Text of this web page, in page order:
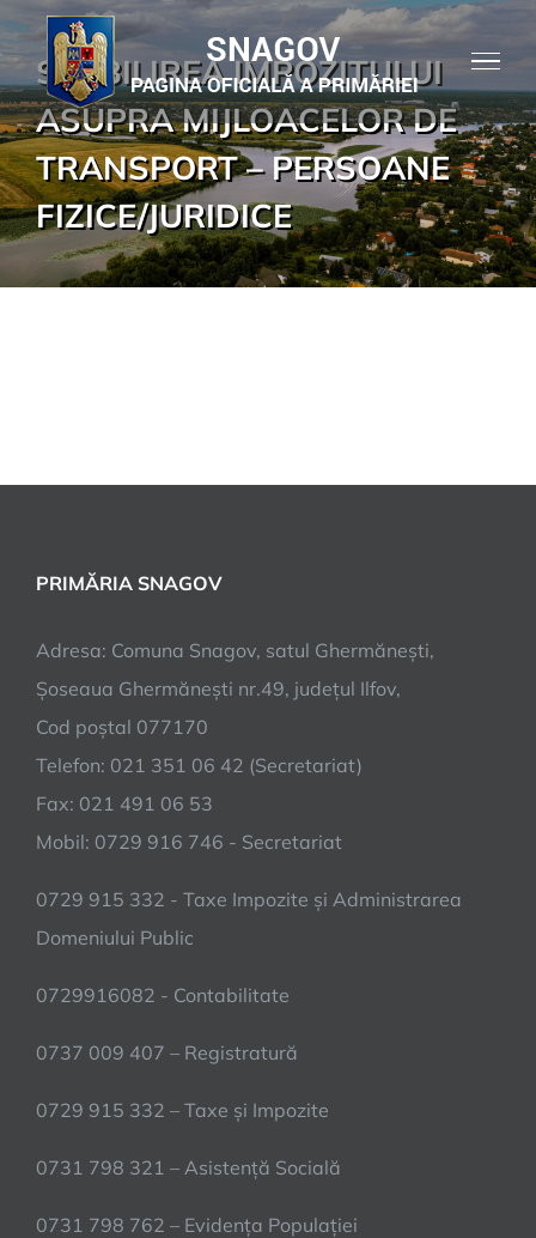
Skip
to
content
STABILIREA IMPOZITULUI
ASUPRA MIJLOACELOR DE
TRANSPORT – PERSOANE
FIZICE/JURIDICE
PRIMĂRIA SNAGOV
Adresa: Comuna Snagov, satul Ghermănești,
Șoseaua Ghermănești nr.49, județul Ilfov,
Cod poștal 077170
Telefon: 021 351 06 42 (Secretariat)
Fax: 021 491 06 53
Mobil: 0729 916 746 - Secretariat
0729 915 332 - Taxe Impozite și Administrarea
Domeniului Public
0729916082 - Contabilitate
0737 009 407 – Registratură
0729 915 332 – Taxe și Impozite
0731 798 321 – Asistență Socială
0731 798 762 – Evidența Populației